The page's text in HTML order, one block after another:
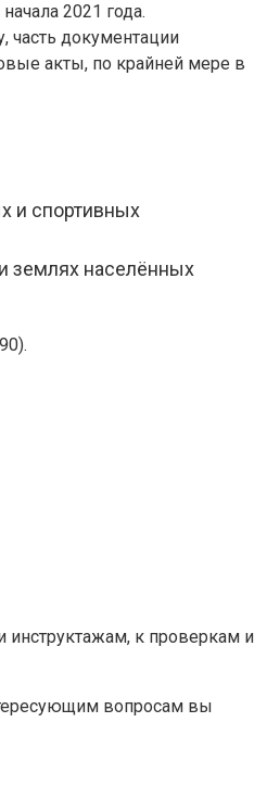
2021 года.
часть документации
акты, по крайней мере в
и спортивных
землях населённых
инструктажам, к проверкам и
вопросам вы